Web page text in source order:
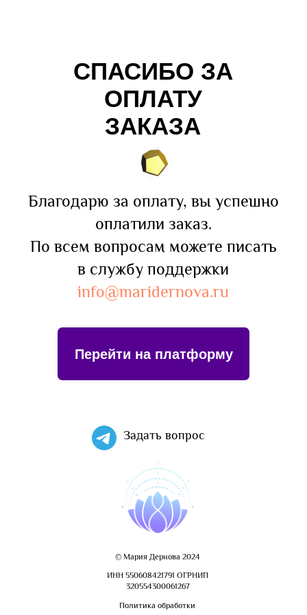
ОПЛАТУ
ЗАКАЗА
оплатили заказ.
По всем вопросам можете писать
info@maridernova.ru
Перейти на платформу
© Мария Дернова 2024
ИНН 550608421791 ОГРНИП
320554300061267
Политика обработки
Задать вопрос